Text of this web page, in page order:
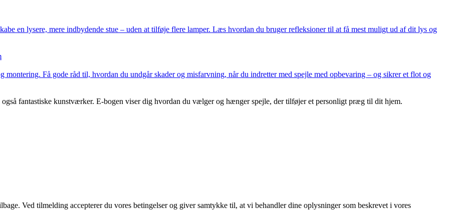
en lysere, mere indbydende stue – uden at tilføje flere lamper. Læs hvordan du bruger refleksioner til at få mest muligt ud af dit lys og
Få gode råd til, hvordan du undgår skader og misfarvning, når du indretter med spejle med opbevaring – og sikrer et flot og
fantastiske kunstværker. E-bogen viser dig hvordan du vælger og hænger spejle, der tilføjer et personligt præg til dit hjem.
Ved tilmelding accepterer du vores betingelser og giver samtykke til, at vi behandler dine oplysninger som beskrevet i vores